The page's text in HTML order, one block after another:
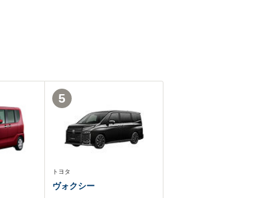
トヨタ
ヴォクシー
5